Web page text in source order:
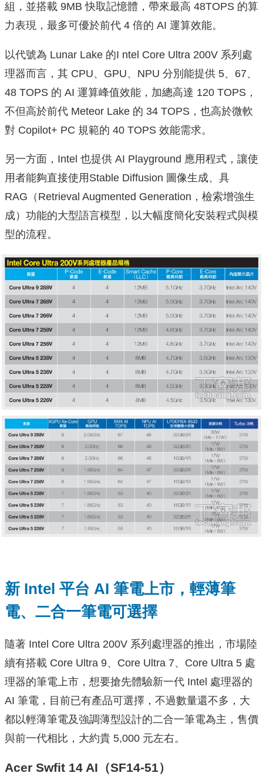
組，並搭載 9MB 快取記憶體，帶來最高 48TOPS 的算
力表現，最多可優於前代 4 倍的 AI 運算效能。
以代號為 Lunar Lake 的I ntel Core Ultra 200V 系列處
理器而言，其 CPU、GPU、NPU 分別能提供 5、67、
48 TOPS 的 AI 運算峰值效能，加總高達 120 TOPS，
不但高於前代 Meteor Lake 的 34 TOPS，也高於微軟
對 Copilot+ PC 規範的 40 TOPS 效能需求。
另一方面，Intel 也提供 AI Playground 應用程式，讓使
用者能夠直接使用Stable Diffusion 圖像生成、具
RAG（Retrieval Augmented Generation，檢索增強生
成）功能的大型語言模型，以大幅度簡化安裝程式與模
型的流程。
新 Intel 平台 AI 筆電上市，輕薄筆
電、二合一筆電可選擇
隨著 Intel Core Ultra 200V 系列處理器的推出，市場陸
續有搭載 Core Ultra 9、Core Ultra 7、Core Ultra 5 處
理器的筆電上市，想要搶先體驗新一代 Intel 處理器的
AI 筆電，目前已有產品可選擇，不過數量還不多，大
都以輕薄筆電及強調薄型設計的二合一筆電為主，售價
與前一代相比，大約貴 5,000 元左右。
Acer Swfit 14 AI（SF14-51）